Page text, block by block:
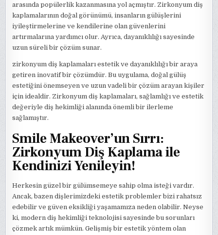
arasında popülerlik kazanmasına yol açmıştır. Zirkonyum diş
kaplamalarının doğal görünümü, insanların gülüşlerini
iyileştirmelerine ve kendilerine olan güvenlerini
artırmalarına yardımcı olur. Ayrıca, dayanıklılığı sayesinde
uzun süreli bir çözüm sunar.
zirkonyum diş kaplamaları estetik ve dayanıklılığı bir araya
getiren inovatif bir çözümdür. Bu uygulama, doğal gülüş
estetiğini önemseyen ve uzun vadeli bir çözüm arayan kişiler
için idealdir. Zirkonyum diş kaplamaları, sağlamlığı ve estetik
değeriyle diş hekimliği alanında önemli bir ilerleme
sağlamıştır.
Smile Makeover’un Sırrı:
Zirkonyum Diş Kaplama ile
Kendinizi Yenileyin!
Herkesin güzel bir gülümsemeye sahip olma isteği vardır.
Ancak, bazen dişlerimizdeki estetik problemler bizi rahatsız
edebilir ve güven eksikliği yaşamamıza neden olabilir. Neyse
ki, modern diş hekimliği teknolojisi sayesinde bu sorunları
çözmek artık mümkün. Gelişmiş bir estetik yöntem olan